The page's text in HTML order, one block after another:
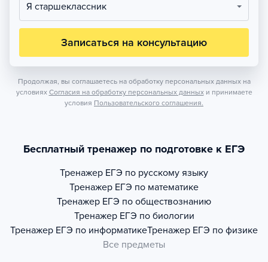
Я старшеклассник
Записаться на консультацию
Продолжая, вы соглашаетесь на обработку персональных данных на
условиях Согласия на обработку персональных данных и принимаете
условия Пользовательского соглашения.
Бесплатный тренажер по подготовке к ЕГЭ
Тренажер ЕГЭ по русскому языку
Тренажер ЕГЭ по математике
Тренажер ЕГЭ по обществознанию
Тренажер ЕГЭ по биологии
Тренажер ЕГЭ по информатикеТренажер ЕГЭ по физике
Все предметы